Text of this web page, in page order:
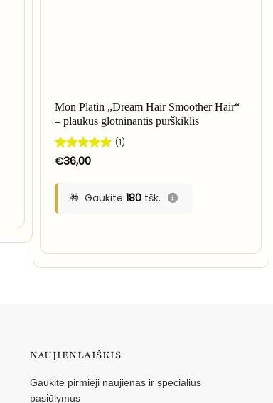
Mon Platin „Dream Hair Smoother Hair“
– plaukus glotninantis purškiklis
Įvertinimas:
(1)
€36,00
Gaukite180 tšk.
NAUJIENLAIŠKIS
Gaukite pirmieji naujienas ir specialius
pasiūlymus